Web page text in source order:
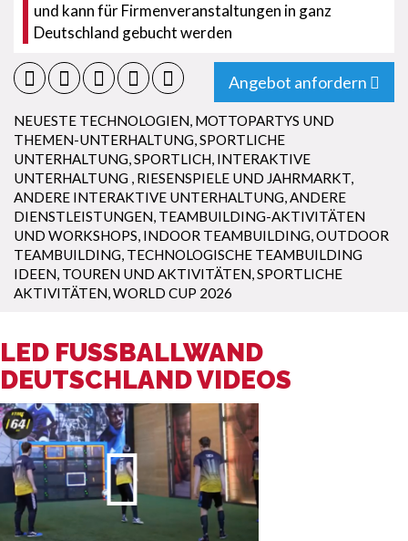
und kann für Firmenveranstaltungen in ganz
Deutschland gebucht werden
Angebot anfordern
NEUESTE TECHNOLOGIEN, MOTTOPARTYS UND
THEMEN-UNTERHALTUNG,SPORTLICHE
UNTERHALTUNG,SPORTLICH, INTERAKTIVE
UNTERHALTUNG , RIESENSPIELE UND JAHRMARKT,
ANDERE INTERAKTIVE UNTERHALTUNG,ANDERE
DIENSTLEISTUNGEN, TEAMBUILDING-AKTIVITÄTEN
UND WORKSHOPS, INDOOR TEAMBUILDING,OUTDOOR
TEAMBUILDING, TECHNOLOGISCHE TEAMBUILDING
IDEEN, TOUREN UND AKTIVITÄTEN,SPORTLICHE
AKTIVITÄTEN,WORLD CUP 2026
LED FUSSBALLWAND D
EUTSCHLAND VIDEOS